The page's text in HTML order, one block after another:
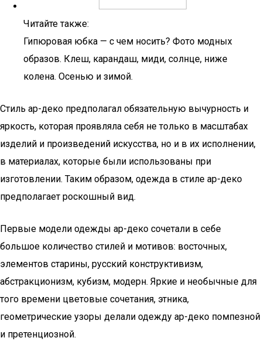
Читайте также:
Гипюровая юбка — с чем носить? Фото модных
образов. Клеш, карандаш, миди, солнце, ниже
колена. Осенью и зимой.
Стиль ар-деко предполагал обязательную вычурность и
яркость, которая проявляла себя не только в масштабах
изделий и произведений искусства, но и в их исполнении,
в материалах, которые были использованы при
изготовлении. Таким образом, одежда в стиле ар-деко
предполагает роскошный вид.
Первые модели одежды ар-деко сочетали в себе
большое количество стилей и мотивов: восточных,
элементов старины, русский конструктивизм,
абстракционизм, кубизм, модерн. Яркие и необычные для
того времени цветовые сочетания, этника,
геометрические узоры делали одежду ар-деко помпезной
и претенциозной.